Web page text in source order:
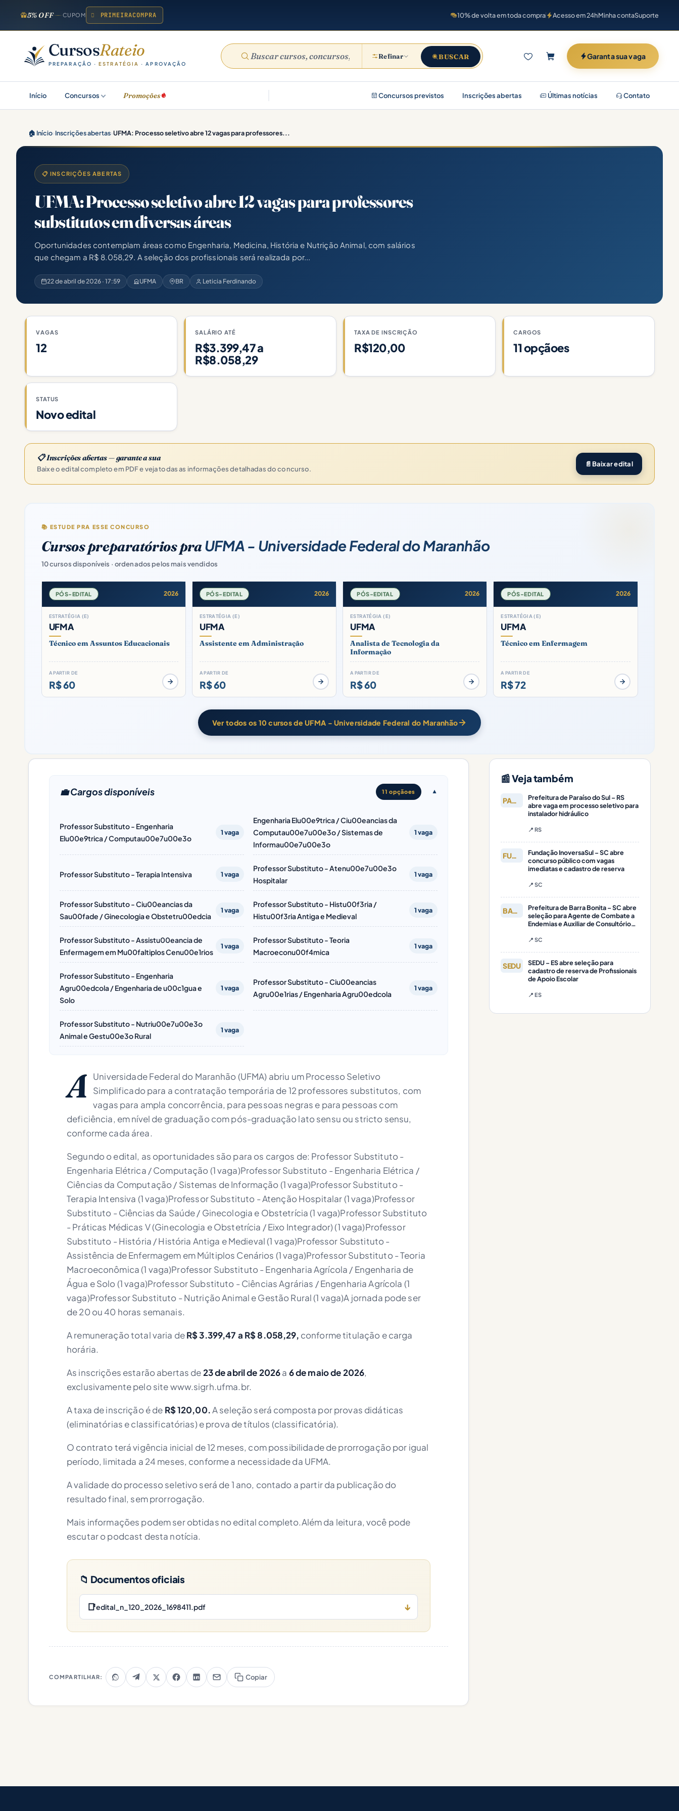
5% OFF CUPOM PRIMEIRACOMPRA 10% de volta em toda compra Acesso em 24hMinha contaSuporte
CursosRateio
PREPARAÇÃO ·ESTRATÉGIA · APROVAÇÃO
Refinar BUSCAR Garanta sua vaga
Início Concursos Promoções Concursos previstos Inscrições abertas Últimas notícias Contato
🏠 Início›Inscrições abertas›UFMA: Processo seletivo abre 12 vagas para professores...
📋 INSCRIÇÕES ABERTAS
UFMA: Processo seletivo abre 12 vagas para professores
substitutos em diversas áreas
Oportunidades contemplam áreas como Engenharia, Medicina, História e Nutrição Animal, com salários
que chegam a R$ 8.058,29. A seleção dos profissionais será realizada por...
22 de abril de 2026 · 17:59 UFMA BR Leticia Ferdinando
VAGAS
12
SALÁRIO ATÉ
R$3.399,47 a
R$8.058,29
TAXA DE INSCRIÇÃO
R$120,00
CARGOS
11 opçãoes
STATUS
Novo edital
📋 Inscrições abertas — garante a sua
Baixe o edital completo em PDF e veja todas as informações detalhadas do concurso.
📄 Baixar edital
📚 ESTUDE PRA ESSE CONCURSO
Cursos preparatórios praUFMA - Universidade Federal do Maranhão
10 cursos disponíveis · ordenados pelos mais vendidos
PÓS-EDITAL 2026
ESTRATÉGIA (E)
UFMA
Técnico em Assuntos Educacionais
A PARTIR DE
R$ 60
PÓS-EDITAL 2026
ESTRATÉGIA (E)
UFMA
Assistente em Administração
A PARTIR DE
R$ 60
PÓS-EDITAL 2026
ESTRATÉGIA (E)
UFMA
Analista de Tecnologia da
Informação
A PARTIR DE
R$ 60
PÓS-EDITAL 2026
ESTRATÉGIA (E)
UFMA
Técnico em Enfermagem
A PARTIR DE
R$ 72
Ver todos os 10 cursos de UFMA - Universidade Federal do Maranhão
💼 Cargos disponíveis 11 opçãoes
Professor Substituto - Engenharia
Elu00e9trica / Computau00e7u00e3o
1 vaga
Engenharia Elu00e9trica / Ciu00eancias da
Computau00e7u00e3o / Sistemas de
Informau00e7u00e3o
1 vaga
Professor Substituto - Terapia Intensiva 1 vaga
Professor Substituto - Atenu00e7u00e3o
Hospitalar
1 vaga
Professor Substituto - Ciu00eancias da
Sau00fade / Ginecologia e Obstetru00edcia
1 vaga
Professor Substituto - Histu00f3ria /
Histu00f3ria Antiga e Medieval
1 vaga
Professor Substituto - Assistu00eancia de
Enfermagem em Mu00faltiplos Cenu00e1rios
1 vaga
Professor Substituto - Teoria
Macroeconu00f4mica
1 vaga
Professor Substituto - Engenharia
Agru00edcola / Engenharia de u00c1gua e
Solo
1 vaga
Professor Substituto - Ciu00eancias
Agru00e1rias / Engenharia Agru00edcola
1 vaga
Professor Substituto - Nutriu00e7u00e3o
Animal e Gestu00e3o Rural
1 vaga
A Universidade Federal do Maranhão (UFMA) abriu um Processo Seletivo
Simplificado para a contratação temporária de 12 professores substitutos, com
vagas para ampla concorrência, para pessoas negras e para pessoas com
deficiência, em nível de graduação com pós-graduação lato sensu ou stricto sensu,
conforme cada área.
Segundo o edital, as oportunidades são para os cargos de: Professor Substituto -
Engenharia Elétrica / Computação (1 vaga)Professor Substituto - Engenharia Elétrica /
Ciências da Computação / Sistemas de Informação (1 vaga)Professor Substituto -
Terapia Intensiva (1 vaga)Professor Substituto - Atenção Hospitalar (1 vaga)Professor
Substituto - Ciências da Saúde / Ginecologia e Obstetrícia (1 vaga)Professor Substituto
- Práticas Médicas V (Ginecologia e Obstetrícia / Eixo Integrador) (1 vaga)Professor
Substituto - História / História Antiga e Medieval (1 vaga)Professor Substituto -
Assistência de Enfermagem em Múltiplos Cenários (1 vaga)Professor Substituto - Teoria
Macroeconômica (1 vaga)Professor Substituto - Engenharia Agrícola / Engenharia de
Água e Solo (1 vaga)Professor Substituto - Ciências Agrárias / Engenharia Agrícola (1
vaga)Professor Substituto - Nutrição Animal e Gestão Rural (1 vaga)A jornada pode ser
de 20 ou 40 horas semanais.
A remuneração total varia deR$ 3.399,47 a R$ 8.058,29, conforme titulação e carga
horária.
As inscrições estarão abertas de23 de abril de 2026a 6 de maio de 2026,
exclusivamente pelo site www.sigrh.ufma.br.
A taxa de inscrição é de R$ 120,00.A seleção será composta por provas didáticas
(eliminatórias e classificatórias) e prova de títulos (classificatória).
O contrato terá vigência inicial de 12 meses, com possibilidade de prorrogação por igual
período, limitada a 24 meses, conforme a necessidade da UFMA.
A validade do processo seletivo será de 1 ano, contado a partir da publicação do
resultado final, sem prorrogação.
Mais informações podem ser obtidas no edital completo.Além da leitura, você pode
escutar o podcast desta notícia.
📁 Documentos oficiais
📑edital_n_120_2026_1698411.pdf ↓
COMPARTILHAR: Copiar
📰 Veja também
PARAÍSO DO
Prefeitura de Paraíso do Sul – RS
abre vaga em processo seletivo para
instalador hidráulico
📍 RS
FUNDAÇÃO
Fundação InoversaSul – SC abre
concurso público com vagas
imediatas e cadastro de reserva
📍 SC
BARRA
Prefeitura de Barra Bonita – SC abre
seleção para Agente de Combate a
Endemias e Auxiliar de Consultório
📍 SC
SEDU
SEDU – ES abre seleção para
cadastro de reserva de Profissionais
de Apoio Escolar
📍 ES